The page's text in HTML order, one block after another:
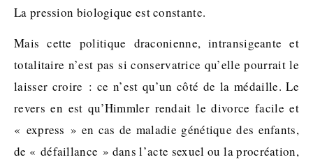
La pression biologique est constante.
Mais cette politique draconienne, intransigeante et
totalitaire n’est pas si conservatrice qu’elle pourrait le
laisser croire : ce n’est qu’un côté de la médaille. Le
revers en est qu’Himmler rendait le divorce facile et
« express » en cas de maladie génétique des enfants,
de « défaillance » dans l’acte sexuel ou la procréation,